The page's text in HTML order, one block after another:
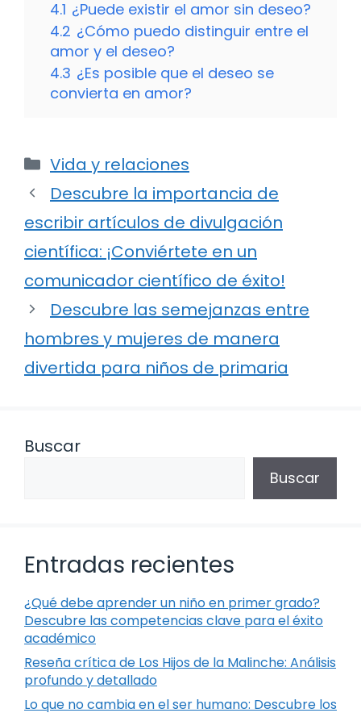
4.1 ¿Puede existir el amor sin deseo?
4.2 ¿Cómo puedo distinguir entre el
amor y el deseo?
4.3 ¿Es posible que el deseo se
convierta en amor?
Categorías
Vida y relaciones
Descubre la importancia de
escribir artículos de divulgación
científica: ¡Conviértete en un
comunicador científico de éxito!
Descubre las semejanzas entre
hombres y mujeres de manera
divertida para niños de primaria
Buscar
Buscar
Entradas recientes
¿Qué debe aprender un niño en primer grado?
Descubre las competencias clave para el éxito
académico
Reseña crítica de Los Hijos de la Malinche: Análisis
profundo y detallado
Lo que no cambia en el ser humano: Descubre los